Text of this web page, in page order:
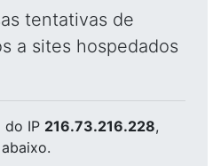
tentativas de
a sites hospedados
do IP 216.73.216.228,